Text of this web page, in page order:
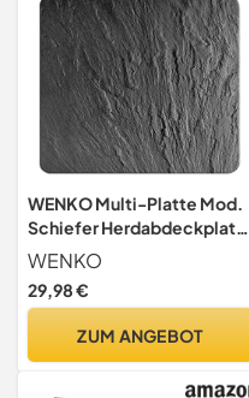
WENKO Multi-Platte Mod.
Schiefer Herdabdeckplatte
für Glaskeramik-
Kochfelder vielseitig als
Wandblende oder
cm
WENKO
29,98 €
ZUM ANGEBOT